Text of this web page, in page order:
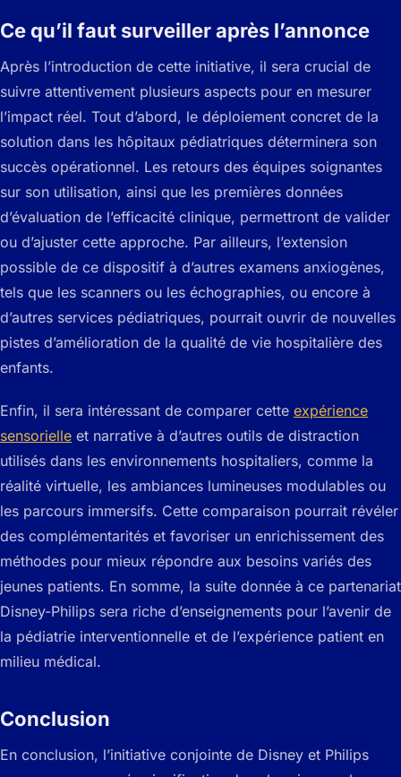
Ce qu’il faut surveiller après l’annonce
Après l’introduction de cette initiative, il sera crucial de
suivre attentivement plusieurs aspects pour en mesurer
l’impact réel. Tout d’abord, le déploiement concret de la
solution dans les hôpitaux pédiatriques déterminera son
succès opérationnel. Les retours des équipes soignantes
sur son utilisation, ainsi que les premières données
d’évaluation de l’efficacité clinique, permettront de valider
ou d’ajuster cette approche. Par ailleurs, l’extension
possible de ce dispositif à d’autres examens anxiogènes,
tels que les scanners ou les échographies, ou encore à
d’autres services pédiatriques, pourrait ouvrir de nouvelles
pistes d’amélioration de la qualité de vie hospitalière des
enfants.
Enfin, il sera intéressant de comparer cette expérience
sensorielle et narrative à d’autres outils de distraction
utilisés dans les environnements hospitaliers, comme la
réalité virtuelle, les ambiances lumineuses modulables ou
les parcours immersifs. Cette comparaison pourrait révéler
des complémentarités et favoriser un enrichissement des
méthodes pour mieux répondre aux besoins variés des
jeunes patients. En somme, la suite donnée à ce partenariat
Disney-Philips sera riche d’enseignements pour l’avenir de
la pédiatrie interventionnelle et de l’expérience patient en
milieu médical.
Conclusion
En conclusion, l’initiative conjointe de Disney et Philips